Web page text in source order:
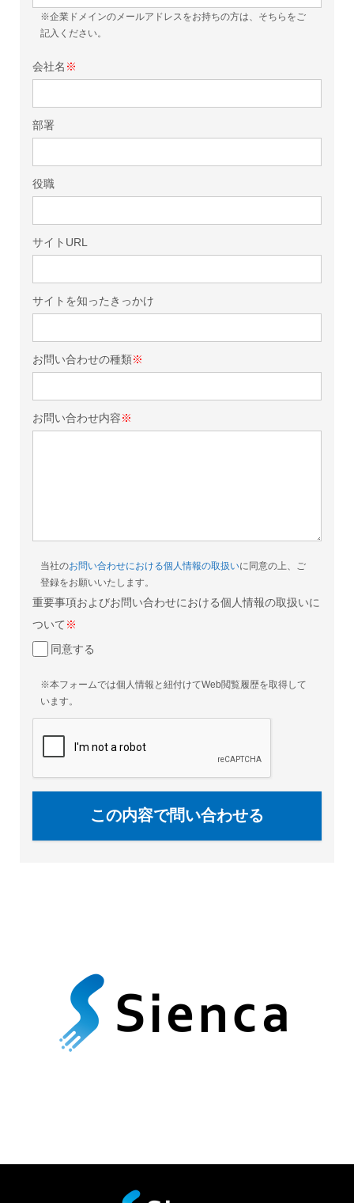
※企業ドメインのメールアドレスをお持ちの方は、そちらをご
記入ください。
会社名 ※
部署
役職
サイトURL
サイトを知ったきっかけ
お問い合わせの種類※
お問い合わせ内容※
当社のお問い合わせにおける個人情報の取扱いに同意の上、ご
登録をお願いいたします。
重要事項およびお問い合わせにおける個人情報の取扱いに
ついて ※
同意する
※本フォームでは個人情報と紐付けてWeb閲覧履歴を取得して
います。
この内容で問い合わせる